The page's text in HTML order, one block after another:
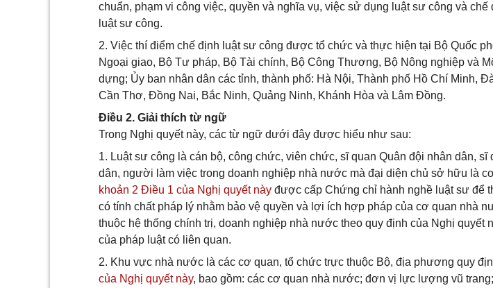
chuẩn, phạm vi công việc, quyền và nghĩa vụ, việc sử dụng luật sư công và chế
luật sư công.
2. Việc thí điểm chế định luật sư công được tổ chức và thực hiện tại Bộ Quốc
Ngoại giao, Bộ Tư pháp, Bộ Tài chính, Bộ Công Thương, Bộ Nông nghiệp và
dựng; Ủy ban nhân dân các tỉnh, thành phố: Hà Nội, Thành phố Hồ Chí Minh,
Cần Thơ, Đồng Nai, Bắc Ninh, Quảng Ninh, Khánh Hòa và Lâm Đồng.
Điều 2. Giải thích từ ngữ
Trong Nghị quyết này, các từ ngữ dưới đây được hiểu như sau:
1. Luật sư công là cán bộ, công chức, viên chức, sĩ quan Quân đội nhân dân, sĩ
dân, người làm việc trong doanh nghiệp nhà nước mà đại diện chủ sở hữu là
khoản 2 Điều 1 của Nghị quyết này được cấp Chứng chỉ hành nghề luật sư để
có tính chất pháp lý nhằm bảo vệ quyền và lợi ích hợp pháp của cơ quan nhà
thuộc hệ thống chính trị, doanh nghiệp nhà nước theo quy định của Nghị quyết
của pháp luật có liên quan.
2. Khu vực nhà nước là các cơ quan, tổ chức trực thuộc Bộ, địa phương quy
của Nghị quyết này, bao gồm: các cơ quan nhà nước; đơn vị lực lượng vũ